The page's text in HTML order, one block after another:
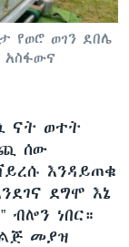
የወሮ ወገን ደበሌ
አስፋውና
ናት ወተት
ሰው
እንዳይጠቁ
ደግሞ እኔ
ነበር።
ልጅ መያዝ